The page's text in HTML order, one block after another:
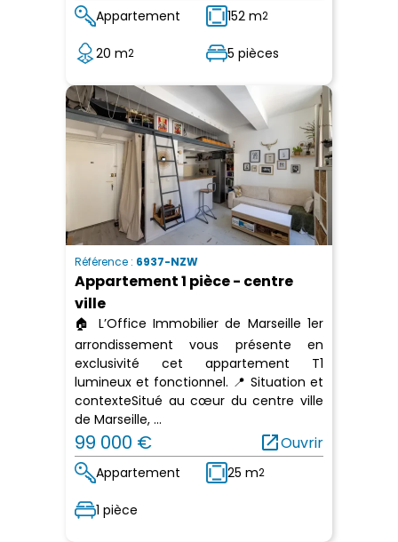
Appartement 152 m2
20 m2 5 pièces
Référence : 6937-NZW
Appartement 1 pièce - centre
ville
🏠 L’Office Immobilier de Marseille 1er
arrondissement vous présente en
exclusivité cet appartement T1
lumineux et fonctionnel. 📍 Situation et
contexteSitué au cœur du centre ville
de Marseille, ...
99 000 € open_in_newOuvrir
Appartement 25 m2
1 pièce